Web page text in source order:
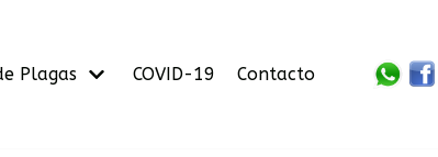
Plagas COVID-19 Contacto